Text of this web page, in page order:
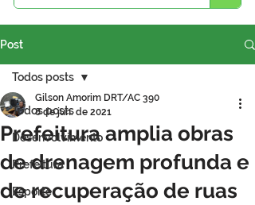
Post
Todos posts
Desenvolvimento
Prefeitura
Esporte
Todos posts
Prefeitura amplia obras
de drenagem profunda e
de recuperação de ruas
Gilson Amorim DRT/AC 390
8 de jun. de 2021